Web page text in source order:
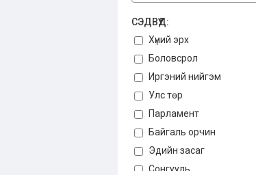
СЭДВҮҮД:
Хүний эрх
Боловсрол
Иргэний нийгэм
Улс төр
Парламент
Байгаль орчин
Эдийн засаг
Сонгууль